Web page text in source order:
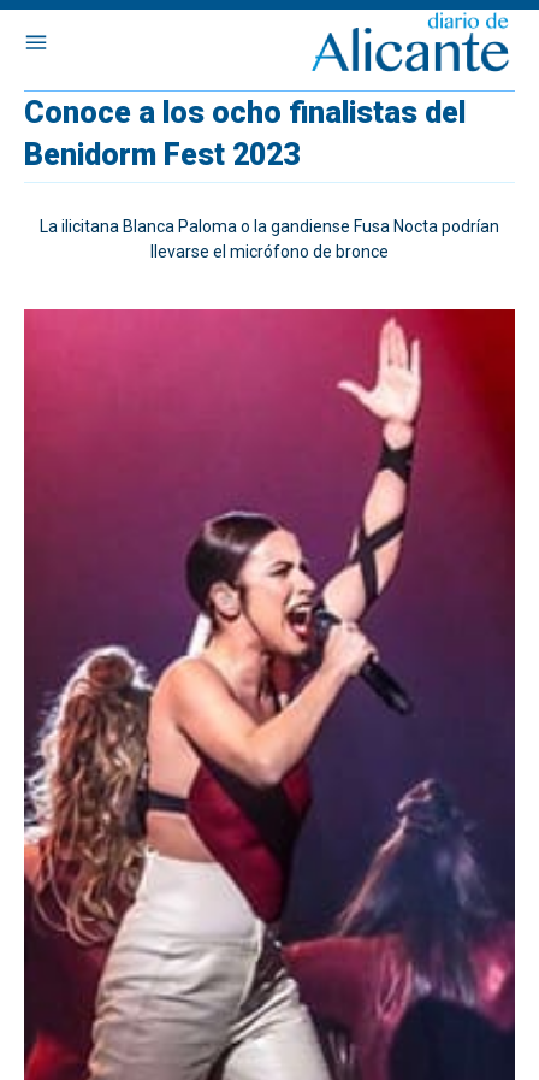
Conoce a los ocho finalistas del
Benidorm Fest 2023
La ilicitana Blanca Paloma o la gandiense Fusa Nocta podrían
llevarse el micrófono de bronce